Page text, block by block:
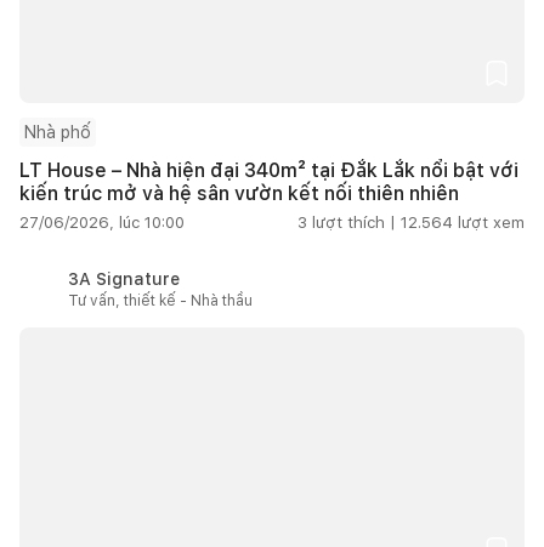
Nhà phố
LT House – Nhà hiện đại 340m² tại Đắk Lắk nổi bật với
kiến trúc mở và hệ sân vườn kết nối thiên nhiên
27/06/2026, lúc 10:00 3 lượt thích | 12.564 lượt xem
3A Signature
Tư vấn, thiết kế - Nhà thầu